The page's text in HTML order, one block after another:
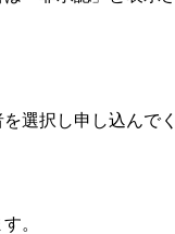
選択し申し込んで
。